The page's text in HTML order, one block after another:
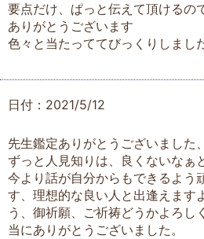
要点だけ、ぱっと伝えて頂けるの
ありがとうございます
色々と当たっててびっくりしまし
日付：2021/5/12
先生鑑定ありがとうございました
ずっと人見知りは、良くないなぁ
今より話が自分からもできるよう
す、理想的な良い人と出逢えます
う、御祈願、ご祈祷どうかよろし
当にありがとうございました。